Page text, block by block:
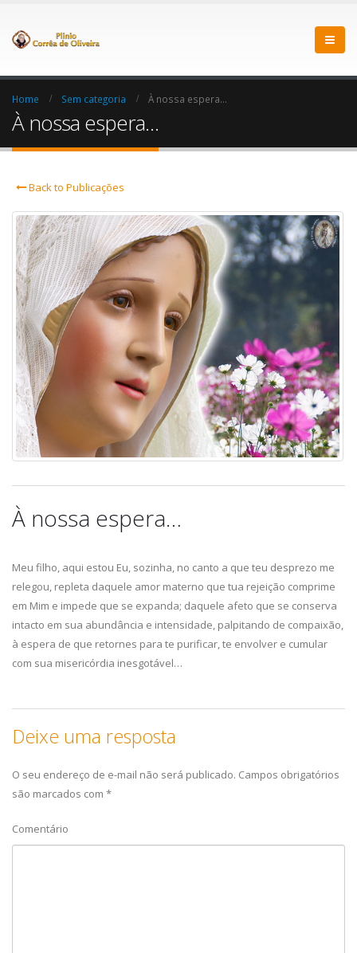
Home Sem categoria À nossa espera…
À nossa espera…
Back to Publicações
À nossa espera…
Meu filho, aqui estou Eu, sozinha, no canto a que teu desprezo me
relegou, repleta daquele amor materno que tua rejeição comprime
em Mim e impede que se expanda; daquele afeto que se conserva
intacto em sua abundância e intensidade, palpitando de compaixão,
à espera de que retornes para te purificar, te envolver e cumular
com sua misericórdia inesgotável…
Deixe uma resposta
O seu endereço de e-mail não será publicado. Campos obrigatórios
são marcados com *
Comentário